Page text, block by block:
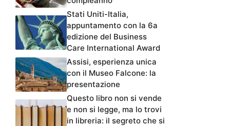
Stati Uniti-Italia,
appuntamento con la 6a
edizione del Business
Care International Award
Assisi, esperienza unica
con il Museo Falcone: la
presentazione
Questo libro non si vende
e non si legge, ma lo trovi
in libreria: il segreto che si